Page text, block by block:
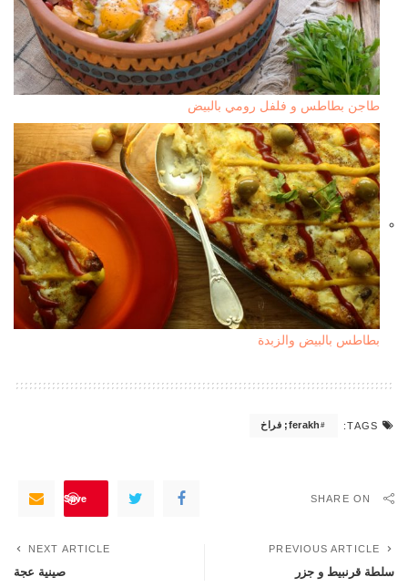
طاجن بطاطس و فلفل رومي بالبيض
بطاطس بالبيض والزبدة
TAGS: ferakh; فراخ
SHARE ON
Save
PREVIOUS ARTICLE
سلطة قرنبيط و جزر
NEXT ARTICLE
صينية عجة